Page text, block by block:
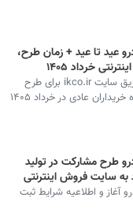
عید تا عید + زمان طرح،
خرداد ۱۴۰۵
فروش اینترنتی ایران خودرو از طریق سایت ikco.ir برای طرح
مشارکت در تولید عید تا عید ویژه خریداران عادی در خرداد ۱۴۰۵
طرح مشارکت در تولید
آغاز و اطلاعیه شرایط ثبت